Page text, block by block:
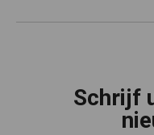
Schrijf